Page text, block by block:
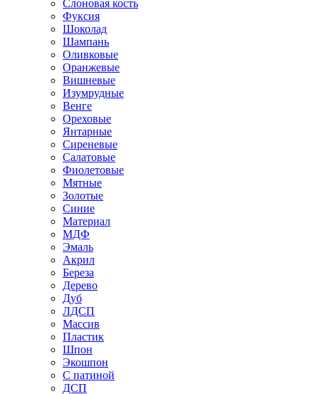
Слоновая кость
Фуксия
Шоколад
Шампань
Оливковые
Оранжевые
Вишневые
Изумрудные
Венге
Ореховые
Янтарные
Сиреневые
Салатовые
Фиолетовые
Мятные
Золотые
Синие
Материал
МДФ
Эмаль
Акрил
Береза
Дерево
Дуб
ЛДСП
Массив
Пластик
Шпон
Экошпон
С патиной
ДСП